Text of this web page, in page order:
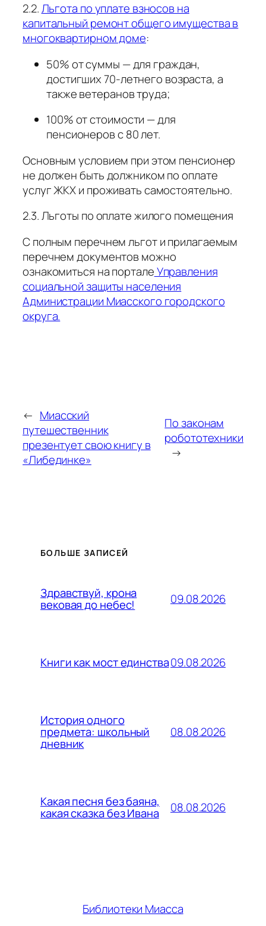
2.2.Льгота по уплате взносов на
капитальный ремонт общего имущества в
многоквартирном доме:
50% от суммы — для граждан,
достигших 70-летнего возраста, а
также ветеранов труда;
100% от стоимости — для
пенсионеров с 80 лет.
Основным условием при этом пенсионер
не должен быть должником по оплате
услуг ЖКХ и проживать самостоятельно.
2.3. Льготы по оплате жилого помещения
С полным перечнем льгот и прилагаемым
перечнем документов можно
ознакомиться на порталеУправления
социальной защиты населения
Администрации Миасского городского
округа.
← Миасский
путешественник
презентует свою книгу в
«Либединке»
По законам
робототехники
→
БОЛЬШЕ ЗАПИСЕЙ
Здравствуй, крона
вековая до небес! 09.08.2026
Книги как мост единства09.08.2026
История одного
предмета: школьный
дневник
08.08.2026
Какая песня без баяна,
какая сказка без Ивана 08.08.2026
Библиотеки Миасса